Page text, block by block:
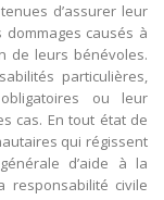
d’assurer leur
causés à
de leurs bénévoles.
particulières,
ou leur
cas. En tout état de
qui régissent
d’aide à la
responsabilité civile